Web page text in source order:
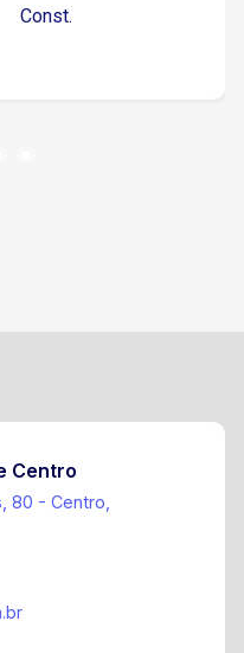
Const.
Centro
80 - Centro,